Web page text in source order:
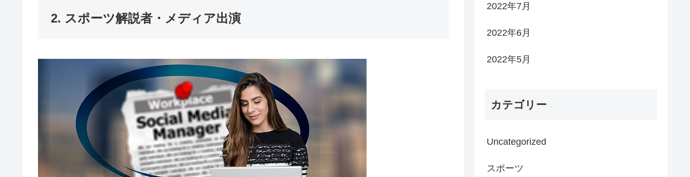
2. スポーツ解説者・メディア出演
2022年7月
2022年6月
2022年5月
カテゴリー
Uncategorized
スポーツ